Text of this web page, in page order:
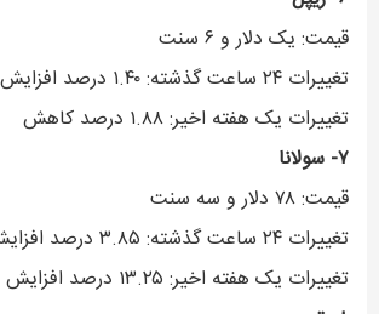
قیمت: یک دلار و ۶ سنت
تغییرات ۲۴ ساعت گذشته: ۱.۴۰ درصد افزایش
تغییرات یک هفته اخیر: ۱.۸۸ درصد کاهش
۷- سولانا
قیمت: ۷۸ دلار و سه سنت
تغییرات ۲۴ ساعت گذشته: ۳.۸۵ درصد افزایش
تغییرات یک هفته اخیر: ۱۳.۲۵ درصد افزایش